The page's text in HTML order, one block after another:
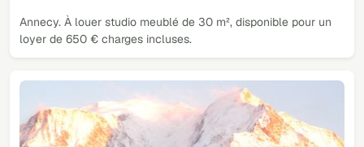
Annecy. À louer studio meublé de 30 m², disponible pour un
loyer de 650 € charges incluses.